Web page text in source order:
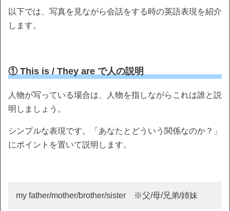
以下では、写真を見ながら会話をする時の英語表現を紹介
します。
① This is / They are で人の説明
人物が写っている場合は、人物を指しながらこれは誰と説
明しましょう。
シンプルな表現です。「あなたとどういう関係なのか？」
にポイントを置いて説明します。
my father/mother/brother/sister ※父/母/兄弟/姉妹